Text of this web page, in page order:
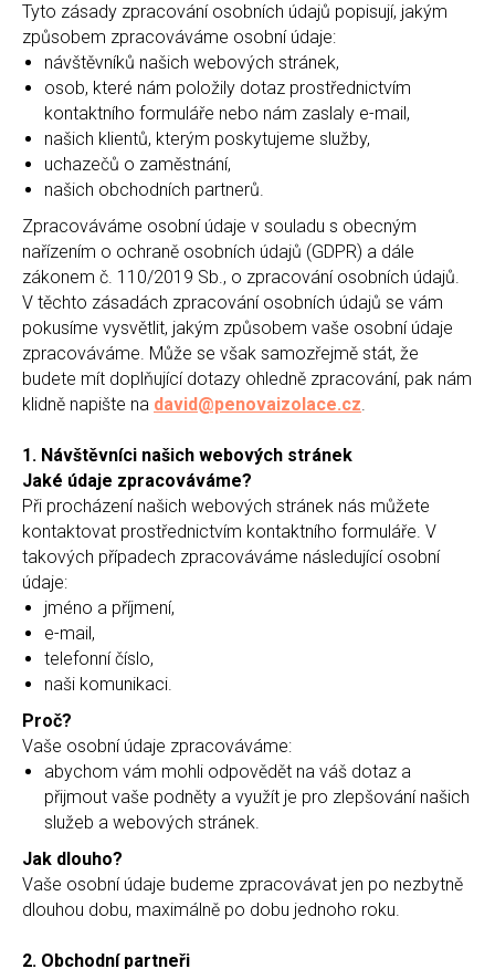
Tyto zásady zpracování osobních údajů popisují, jakým
způsobem zpracováváme osobní údaje:
návštěvníků našich webových stránek,
osob, které nám položily dotaz prostřednictvím
kontaktního formuláře nebo nám zaslaly e-mail,
našich klientů, kterým poskytujeme služby,
uchazečů o zaměstnání,
našich obchodních partnerů.
Zpracováváme osobní údaje v souladu s obecným
nařízením o ochraně osobních údajů (GDPR) a dále
zákonem č. 110/2019 Sb., o zpracování osobních údajů.
V těchto zásadách zpracování osobních údajů se vám
pokusíme vysvětlit, jakým způsobem vaše osobní údaje
zpracováváme. Může se však samozřejmě stát, že
budete mít doplňující dotazy ohledně zpracování, pak nám
klidně napište na david@penovaizolace.cz.
1. Návštěvníci našich webových stránek
Jaké údaje zpracováváme?
Při procházení našich webových stránek nás můžete
kontaktovat prostřednictvím kontaktního formuláře. V
takových případech zpracováváme následující osobní
údaje:
jméno a příjmení,
e-mail,
telefonní číslo,
naši komunikaci.
Proč?
Vaše osobní údaje zpracováváme:
abychom vám mohli odpovědět na váš dotaz a
přijmout vaše podněty a využít je pro zlepšování našich
služeb a webových stránek.
Jak dlouho?
Vaše osobní údaje budeme zpracovávat jen po nezbytně
dlouhou dobu, maximálně po dobu jednoho roku.
2. Obchodní partneři